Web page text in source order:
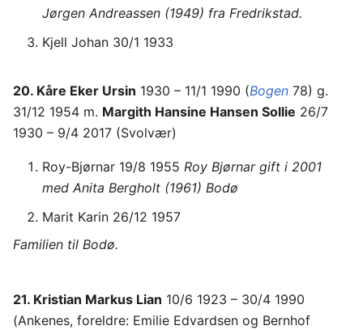
Jørgen Andreassen (1949) fra Fredrikstad.
Kjell Johan 30/1 1933
20. Kåre Eker Ursin 1930 – 11/1 1990 (Bogen 78) g.
31/12 1954 m. Margith Hansine Hansen Sollie 26/7
1930 – 9/4 2017 (Svolvær)
Roy-Bjørnar 19/8 1955 Roy Bjørnar gift i 2001
med Anita Bergholt (1961) Bodø
Marit Karin 26/12 1957
Familien til Bodø.
21. Kristian Markus Lian 10/6 1923 – 30/4 1990
(Ankenes, foreldre: Emilie Edvardsen og Bernhof